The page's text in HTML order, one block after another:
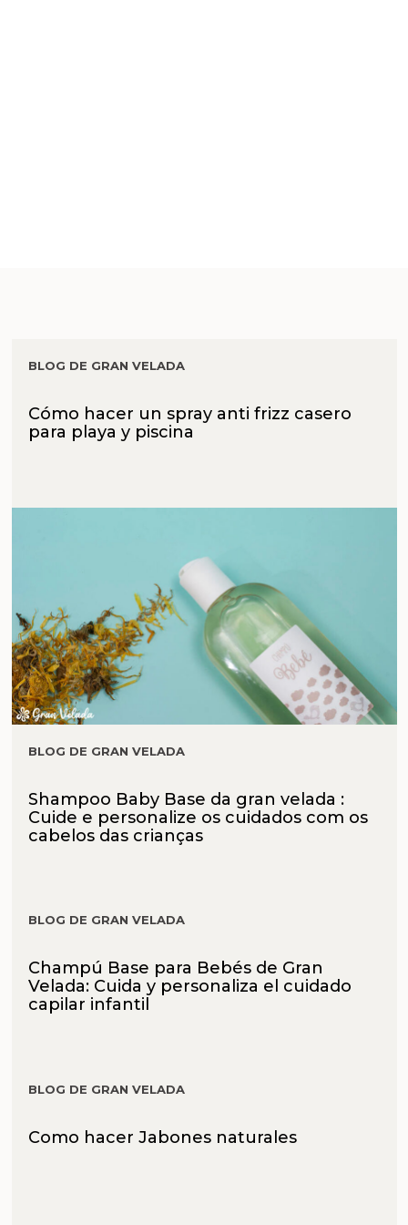
BLOG DE GRAN VELADA
Cómo hacer un spray anti frizz casero
para playa y piscina
BLOG DE GRAN VELADA
Shampoo Baby Base da gran velada :
Cuide e personalize os cuidados com os
cabelos das crianças
BLOG DE GRAN VELADA
Champú Base para Bebés de Gran
Velada: Cuida y personaliza el cuidado
capilar infantil
BLOG DE GRAN VELADA
Como hacer Jabones naturales